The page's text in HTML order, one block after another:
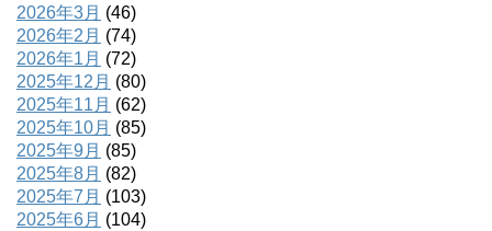
2026年3月 (46)
2026年2月 (74)
2026年1月 (72)
2025年12月 (80)
2025年11月 (62)
2025年10月 (85)
2025年9月 (85)
2025年8月 (82)
2025年7月 (103)
2025年6月 (104)